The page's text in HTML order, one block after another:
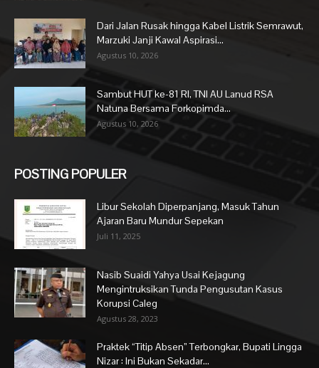
Dari Jalan Rusak hingga Kabel Listrik Semrawut,
Marzuki Janji Kawal Aspirasi...
Agustus 10, 2026
Sambut HUT ke-81 RI, TNI AU Lanud RSA
Natuna Bersama Forkopimda...
Agustus 10, 2026
POSTING POPULER
Libur Sekolah Diperpanjang, Masuk Tahun
Ajaran Baru Mundur Sepekan
Juli 11, 2025
Nasib Suaidi Yahya Usai Kejagung
Mengintruksikan Tunda Pengusutan Kasus
Korupsi Caleg
Agustus 28, 2023
Praktek “Titip Absen” Terbongkar, Bupati Lingga
Nizar : Ini Bukan Sekadar...